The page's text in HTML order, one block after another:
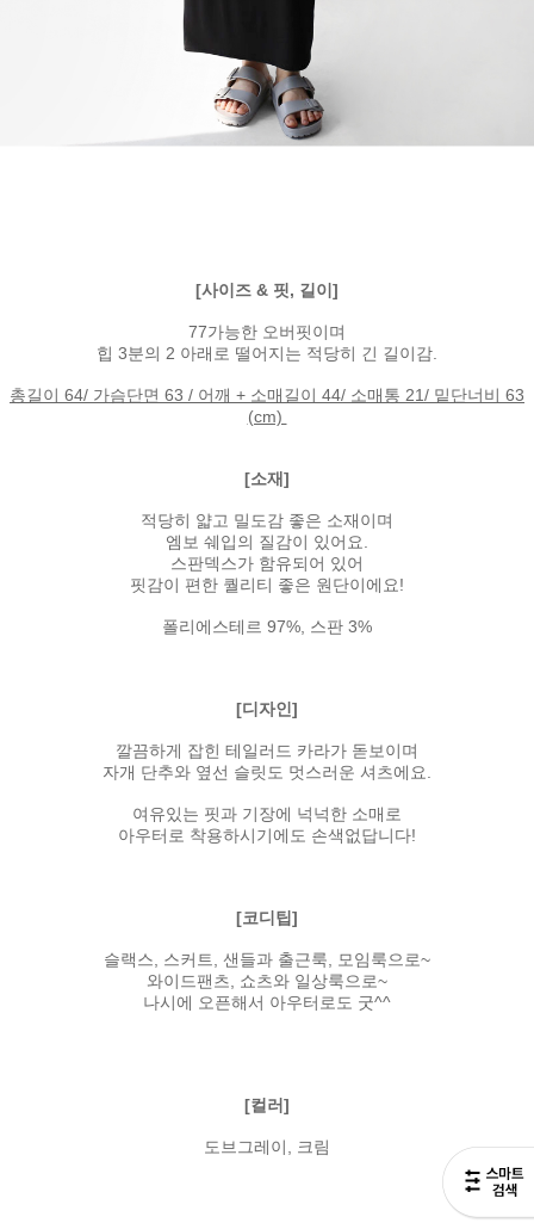
[사이즈 & 핏, 길이]
77가능한 오버핏이며
힙 3분의 2 아래로 떨어지는 적당히 긴 길이감.
총길이 64/ 가슴단면 63 / 어깨 + 소매길이 44/ 소매통 21/ 밑단너비 63
(cm)
[소재]
적당히 얇고 밀도감 좋은 소재이며
엠보 쉐입의 질감이 있어요.
스판덱스가 함유되어 있어
핏감이 편한 퀄리티 좋은 원단이에요!
폴리에스테르 97%, 스판 3%
[디자인]
깔끔하게 잡힌 테일러드 카라가 돋보이며
자개 단추와 옆선 슬릿도 멋스러운 셔츠에요.
여유있는 핏과 기장에 넉넉한 소매로
아우터로 착용하시기에도 손색없답니다!
[코디팁]
슬랙스, 스커트, 샌들과 출근룩, 모임룩으로~
와이드팬츠, 쇼츠와 일상룩으로~
나시에 오픈해서 아우터로도 굿^^
[컬러]
도브그레이, 크림